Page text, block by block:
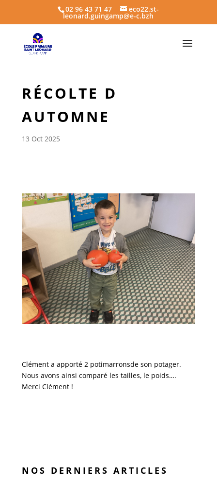
02 96 43 71 47 eco22.st-
leonard.guingamp@e-c.bzh
RÉCOLTE D
AUTOMNE
13 Oct 2025
Clément a apporté 2 potimarronsde son potager.
Nous avons ainsi comparé les tailles, le poids….
Merci Clément !
NOS DERNIERS ARTICLES